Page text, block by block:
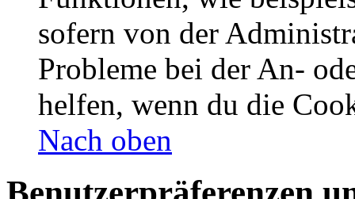
sofern von der
Probleme bei der An-
helfen, wenn du die
Nach oben